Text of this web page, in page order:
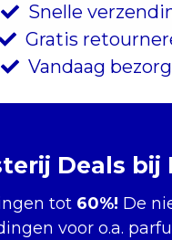
Snelle
Gratis
Vandaag
Deals bij
tot 60%! De
voor o.a.